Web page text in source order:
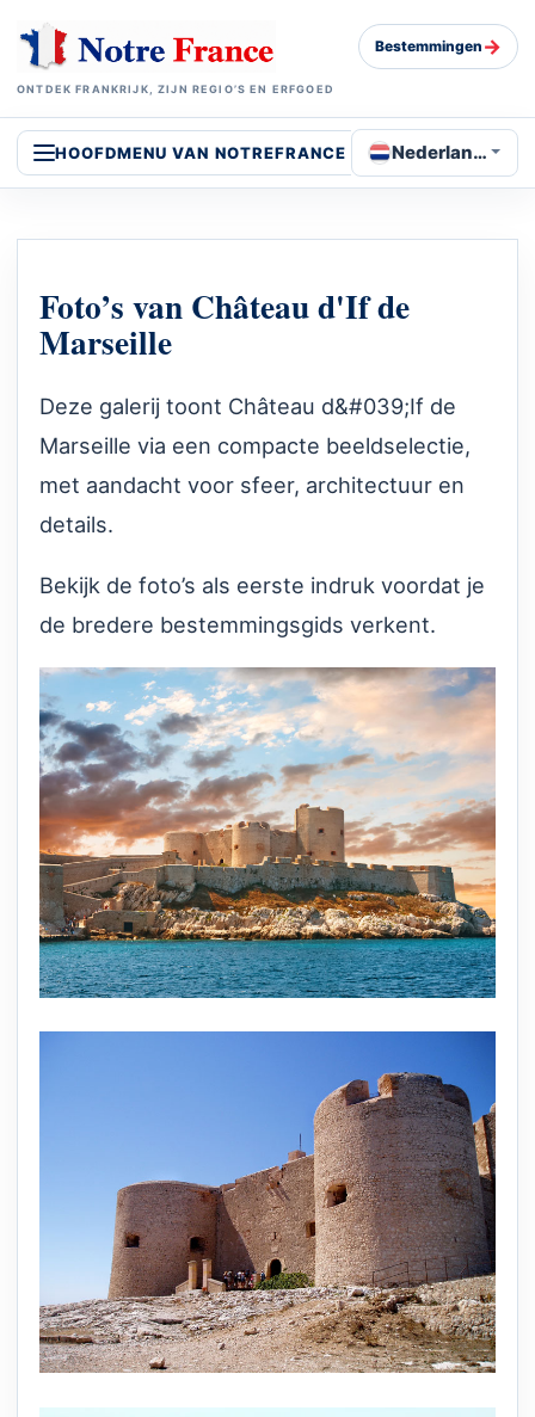
ONTDEK FRANKRIJK, ZIJN REGIO’S EN ERFGOED
Bestemmingen →
HOOFDMENU VAN NOTREFRANCE Nederlands
Foto’s van Château d'If de
Marseille
Deze galerij toont Château d&#039;If de
Marseille via een compacte beeldselectie,
met aandacht voor sfeer, architectuur en
details.
Bekijk de foto’s als eerste indruk voordat je
de bredere bestemmingsgids verkent.